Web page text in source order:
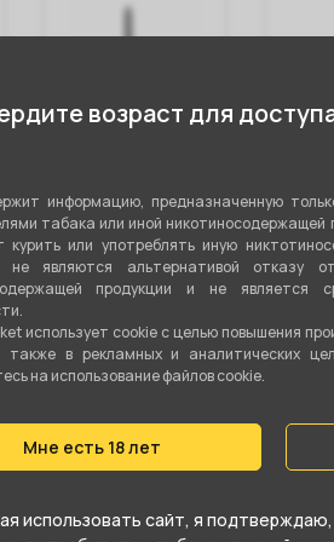
возраст для
информацию, предназначенную
табака или иной никотиносодержащей
курить или употреблять иную
не являются альтернативой отказу
продукции и не является
использует cookie c целью повышения
также в рекламных и аналитических
на использование файлов cookie.
Мне есть 18 лет
использовать сайт, я
мундштук
AVANTE - Rage
Red
450 ₽
В корзину